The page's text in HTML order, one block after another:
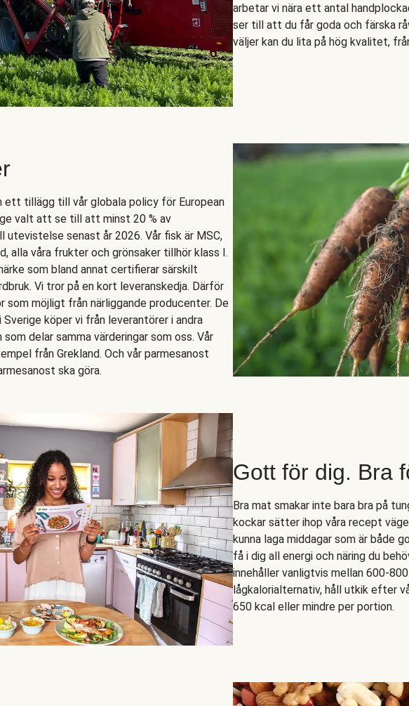
arbetar vi nära ett antal
ser till att du får goda och färska
väljer kan du lita på hög kvalitet,
ett tillägg till vår globala policy för European
valt att se till att minst 20 % av
utevistelse senast år 2026. Vår fisk är MSC,
alla våra frukter och grönsaker tillhör klass I.
som bland annat certifierar särskilt
Vi tror på en kort leveranskedja. Därför
som möjligt från närliggande producenter. De
köper vi från leverantörer i andra
delar samma värderingar som oss. Vår
från Grekland. Och vår parmesanost
ska göra.
Gott för dig. Bra
Bra mat smakar inte bara bra på
kockar sätter ihop våra recept
kunna laga middagar som är både
få i dig all energi och näring du
innehåller vanligtvis mellan 600-
lågkalorialternativ, håll utkik efter
650 kcal eller mindre per portion.